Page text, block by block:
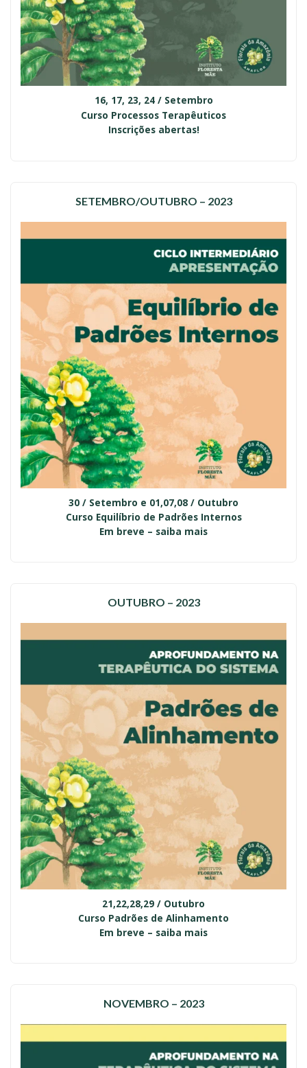
16, 17, 23, 24 / Setembro
Curso Processos Terapêuticos
Inscrições abertas!
SETEMBRO/OUTUBRO – 2023
30 / Setembro e 01,07,08 / Outubro
Curso Equilíbrio de Padrões Internos
Em breve – saiba mais
OUTUBRO – 2023
21,22,28,29 / Outubro
Curso Padrões de Alinhamento
Em breve – saiba mais
NOVEMBRO – 2023